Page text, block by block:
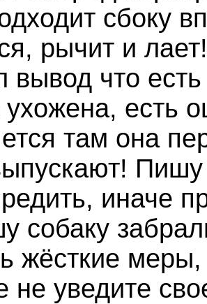
сбоку
рычит и
вывод что
ухожена, есть
там она
иначе
собаку
жёсткие
не уведите